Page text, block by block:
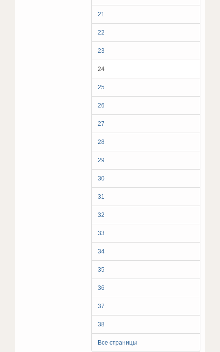
21
22
23
24
25
26
27
28
29
30
31
32
33
34
35
36
37
38
Все страницы